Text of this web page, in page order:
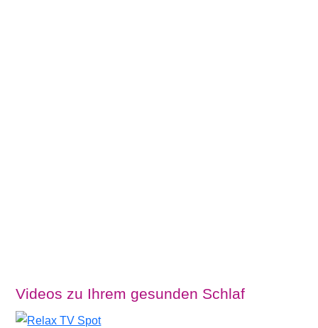
Videos zu Ihrem gesunden Schlaf